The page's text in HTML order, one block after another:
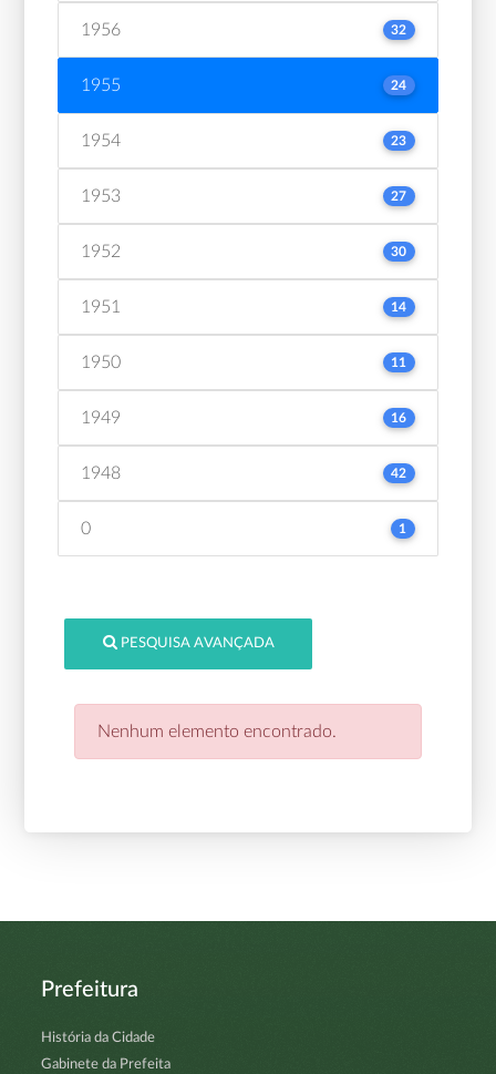
1956 32
1955 24
1954 23
1953 27
1952 30
1951 14
1950 11
1949 16
1948 42
0 1
PESQUISA AVANÇADA
Nenhum elemento encontrado.
Prefeitura
História da Cidade
Gabinete da Prefeita